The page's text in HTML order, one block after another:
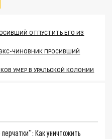
ОТПУСТИТЬ ЕГО ИЗ
ЧИНОВНИК ПРОСИВШИЙ
УМЕР В УРАЛЬСКОЙ КОЛОНИИ
Как уничтожить